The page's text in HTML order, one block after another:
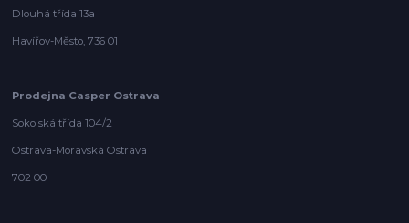
Dlouhá třída 13a
Havířov-Město, 736 01
Prodejna Casper Ostrava
Sokolská třída 104/2
Ostrava-Moravská Ostrava
702 00